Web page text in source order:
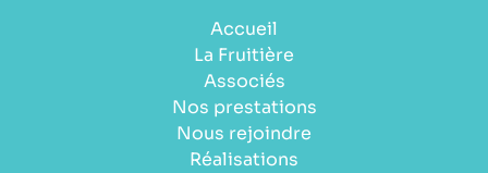
Accueil
La Fruitière
Associés
Nos prestations
Nous rejoindre
Réalisations